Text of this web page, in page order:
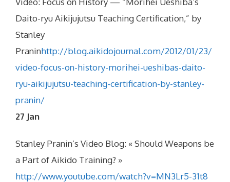
Daito-ryu Aikijujutsu Teaching Certification,” by
Stanley
Praninhttp://blog.aikidojournal.com/2012/01/23/
video-focus-on-history-morihei-ueshibas-daito-
ryu-aikijujutsu-teaching-certification-by-stanley-
pranin/
27 Jan
Stanley Pranin’s Video Blog: « Should Weapons be
a Part of Aikido Training? »
http://www.youtube.com/watch?v=MN3Lr5-31t8